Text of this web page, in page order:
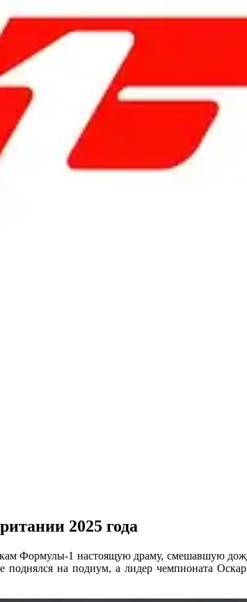
2025 года
Формулы-1 настоящую драму, смешавшую
на подиум, а лидер чемпионата